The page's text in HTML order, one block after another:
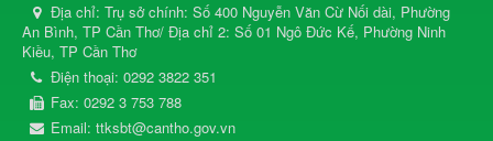
Địa chỉ: Trụ sở chính: Số 400 Nguyễn Văn Cừ Nối dài, Phường
An Bình, TP Cần Thơ/ Địa chỉ 2: Số 01 Ngô Đức Kế, Phường Ninh
Kiều, TP Cần Thơ
Điện thoại: 0292 3822 351
Fax: 0292 3 753 788
Email: ttksbt@cantho.gov.vn